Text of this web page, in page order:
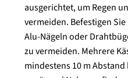
ausgerichtet, um Regen
vermeiden. Befestigen
Alu-Nägeln oder
zu vermeiden. Mehrere
mindestens 10 m